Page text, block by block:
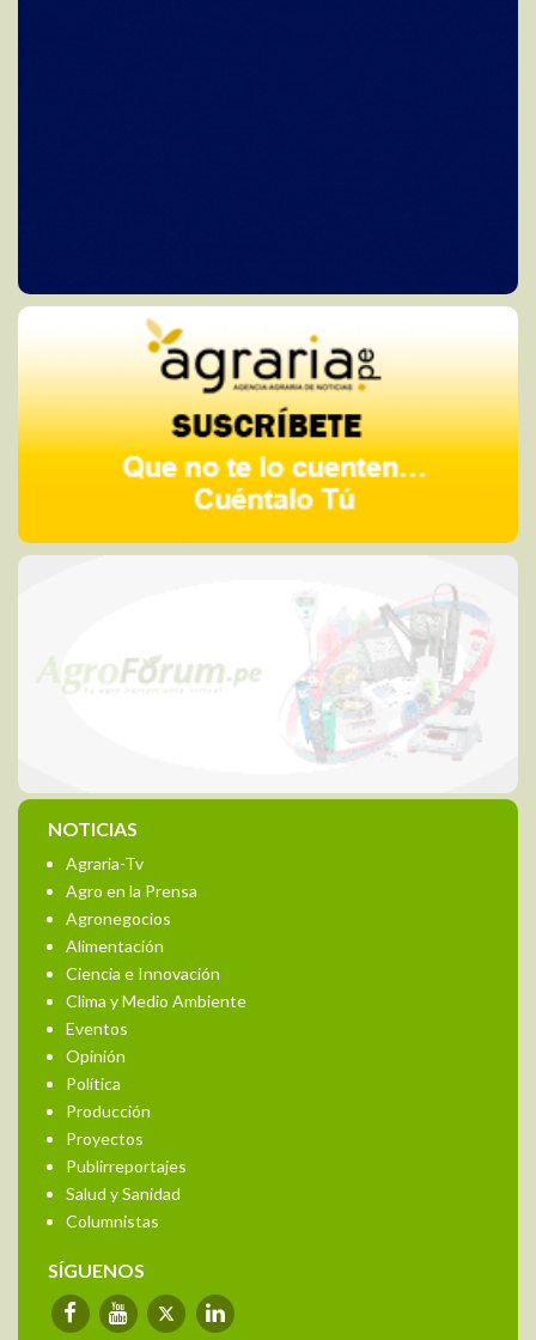
NOTICIAS
Agraria-Tv
Agro en la Prensa
Agronegocios
Alimentación
Ciencia e Innovación
Clima y Medio Ambiente
Eventos
Opinión
Política
Producción
Proyectos
Publirreportajes
Salud y Sanidad
Columnistas
SÍGUENOS